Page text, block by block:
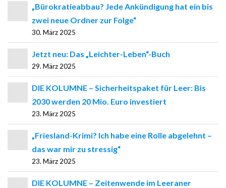
„Bürokratieabbau? Jede Ankündigung hat ein bis
zwei neue Ordner zur Folge“
30. März 2025
Jetzt neu: Das „Leichter-Leben“-Buch
29. März 2025
DIE KOLUMNE – Sicherheitspaket für Leer: Bis
2030 werden 20 Mio. Euro investiert
23. März 2025
„Friesland-Krimi? Ich habe eine Rolle abgelehnt –
das war mir zu stressig“
23. März 2025
DIE KOLUMNE – Zeitenwende im Leeraner